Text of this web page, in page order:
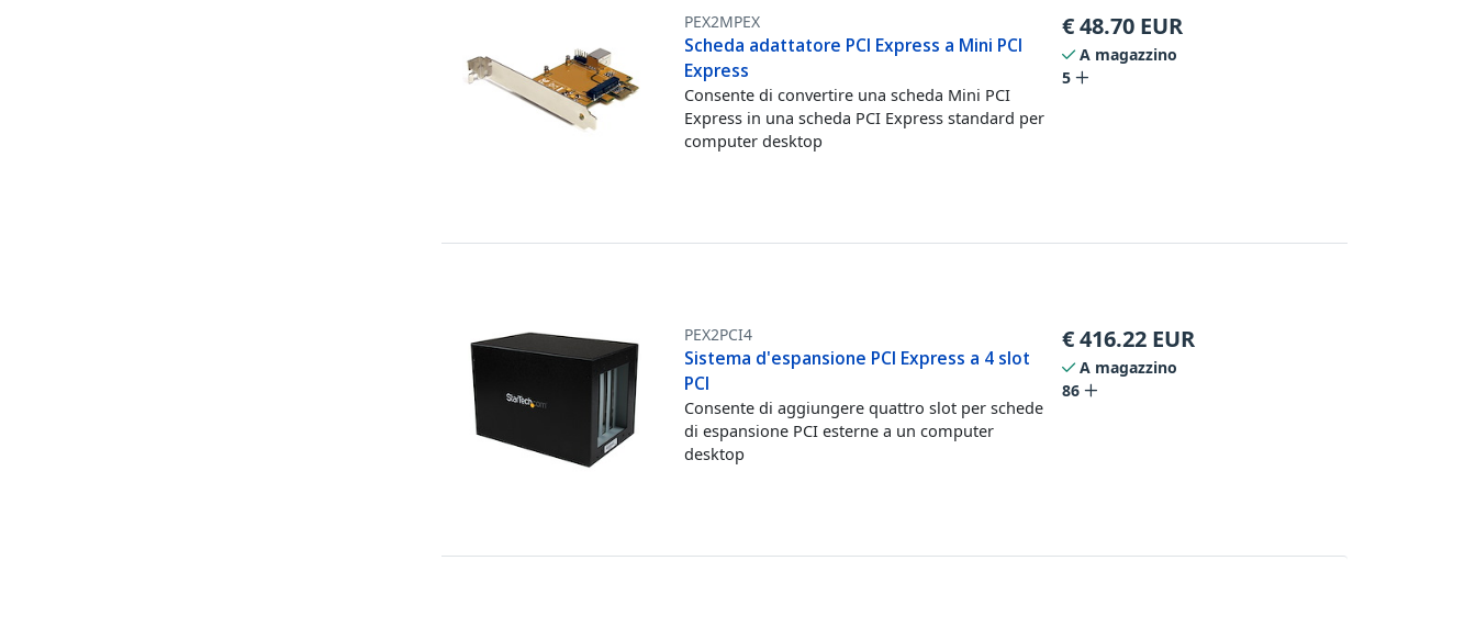
PEX2MPEX
Scheda adattatore PCI Express a Mini PCI
Express
Consente di convertire una scheda Mini PCI
Express in una scheda PCI Express standard per
computer desktop
€48.70 EUR
A magazzino
5
PEX2PCI4
Sistema d'espansione PCI Express a 4 slot
PCI
Consente di aggiungere quattro slot per schede
di espansione PCI esterne a un computer
desktop
€416.22 EUR
A magazzino
86